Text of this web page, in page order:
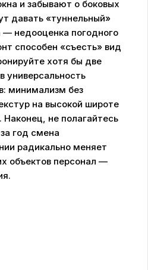
и забывают о боковых
давать «туннельный»
недооценка погодного
способен «съесть» вид
хотя бы две
универсальность
минимализм без
на высокой широте
не полагайтесь
год смена
радикально меняет
объектов персонал —